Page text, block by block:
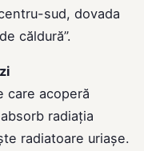
sud, dovada
căldură”.
care acoperă
radiaţia
radiatoare uriaşe.